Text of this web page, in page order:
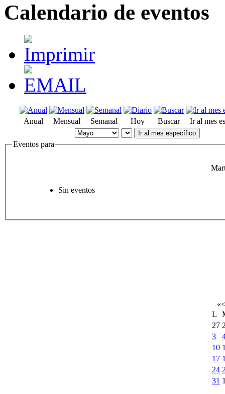
Calendario de eventos
Anual Mensual Semanal Hoy Buscar Ir al mes
Ir al mes específico
Eventos para
Sin eventos
«<
L
27
3
10
17
24
31